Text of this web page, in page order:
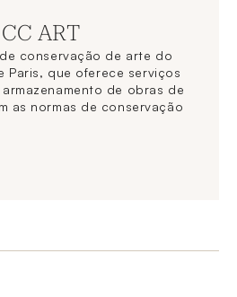
ART
conservação de arte do
Paris, que oferece serviços
de obras de
as normas de conservação
o